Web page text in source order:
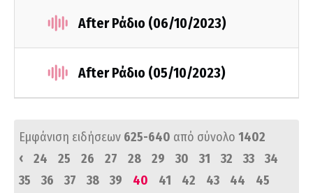
After Ράδιο (06/10/2023)
After Ράδιο (05/10/2023)
Εμφάνιση ειδήσεων 625-640 από σύνολο 1402
‹
24 25 26 27 28 29 30 31 32 33
34
35
36 37 38 39 40 41 42 43 44
45